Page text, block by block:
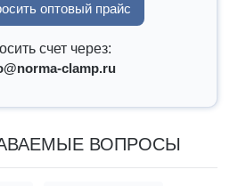
оптовый прайс
счет через:
clamp.ru
ВОПРОСЫ